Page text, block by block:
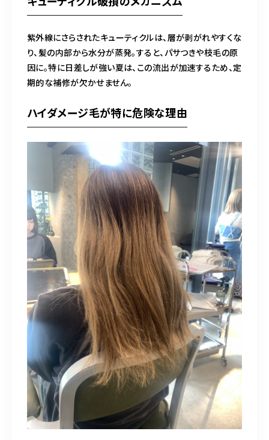
紫外線にさらされたキューティクルは、層が剥がれやすくな
り、髪の内部から水分が蒸発。すると、パサつきや枝毛の原
因に。特に日差しが強い夏は、この流出が加速するため、定
期的な補修が欠かせません。
ハイダメージ毛が特に危険な理由